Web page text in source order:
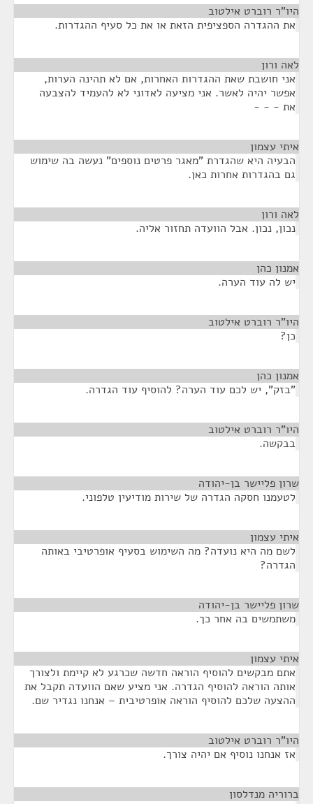
היו"ר רוברט אילטוב
את ההגדרה הספציפית הזאת או את כל סעיף ההגדרות.
לאה ורון
אני חושבת שאת ההגדרות האחרות, אם לא תהינה הערות,
אפשר יהיה לאשר. אני מציעה לאדוני לא להעמיד להצבעה
את - - -
איתי עצמון
הבעיה היא שהגדרת "מאגר פרטים נוספים" נעשה בה שימוש
גם בהגדרות אחרות כאן.
לאה ורון
נכון, נכון. אבל הוועדה תחזור אליה.
אמנון כהן
יש לה עוד הערה.
היו"ר רוברט אילטוב
כן?
אמנון כהן
"בזק", יש לכם עוד הערה? להוסיף עוד הגדרה.
היו"ר רוברט אילטוב
בבקשה.
שרון פליישר בן-יהודה
לטעמנו חסקה הגדרה של שירות מודיעין טלפוני.
איתי עצמון
לשם מה היא נועדה? מה השימוש בסעיף אופרטיבי באותה
הגדרה?
שרון פליישר בן-יהודה
משתמשים בה אחר כך.
איתי עצמון
אתם מבקשים להוסיף הוראה חדשה שכרגע לא קיימת ולצורך
אותה הוראה להוסיף הגדרה. אני מציע שאם הוועדה תקבל את
ההצעה שלכם להוסיף הוראה אופרטיבית – אנחנו נגדיר שם.
היו"ר רוברט אילטוב
אז אנחנו נוסיף אם יהיה צורך.
ברוריה מנדלסון